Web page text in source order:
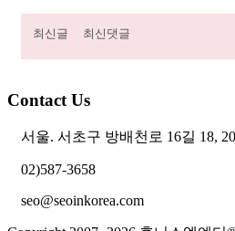
최신글 최신댓글
Contact Us
서울. 서초구 방배천로 16길 18,
02)587-3658
seo@seoinkorea.com